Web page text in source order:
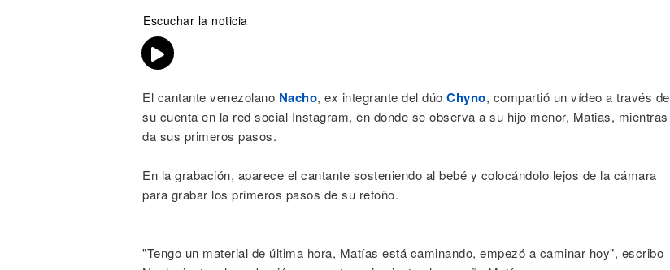
Escuchar la noticia
El cantante venezolano Nacho, ex integrante del dúo Chyno, compartió un vídeo a través de
su cuenta en la red social Instagram, en donde se observa a su hijo menor, Matias, mientras
da sus primeros pasos.
En la grabación, aparece el cantante sosteniendo al bebé y colocándolo lejos de la cámara
para grabar los primeros pasos de su retoño.
"Tengo un material de última hora, Matías está caminando, empezó a caminar hoy", escribo